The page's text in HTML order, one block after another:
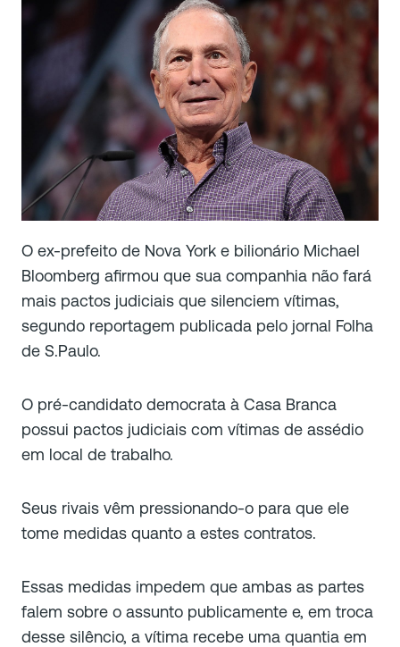
O ex-prefeito de Nova York e bilionário Michael
Bloomberg afirmou que sua companhia não fará
mais pactos judiciais que silenciem vítimas,
segundo reportagem publicada pelo jornal Folha
de S.Paulo.
O pré-candidato democrata à Casa Branca
possui pactos judiciais com vítimas de assédio
em local de trabalho.
Seus rivais vêm pressionando-o para que ele
tome medidas quanto a estes contratos.
Essas medidas impedem que ambas as partes
falem sobre o assunto publicamente e, em troca
desse silêncio, a vítima recebe uma quantia em